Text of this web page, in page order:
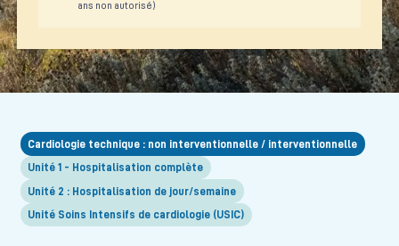
ans non autorisé)
Cardiologie technique : non interventionnelle / interventionnelle
Unité 1 - Hospitalisation complète
Unité 2 : Hospitalisation de jour/semaine
Unité Soins Intensifs de cardiologie (USIC)